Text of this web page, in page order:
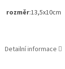
rozměr:13,5x10cm
Detailní informace